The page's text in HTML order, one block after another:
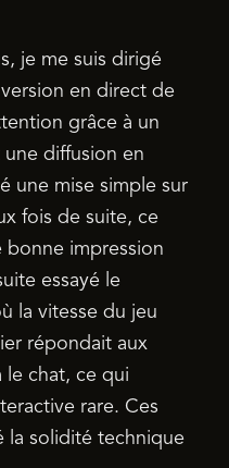
je me suis dirigé
en direct de
grâce à un
diffusion en
une mise simple sur
fois de suite, ce
bonne impression
essayé le
la vitesse du jeu
répondait aux
le chat, ce qui
rare. Ces
la solidité technique